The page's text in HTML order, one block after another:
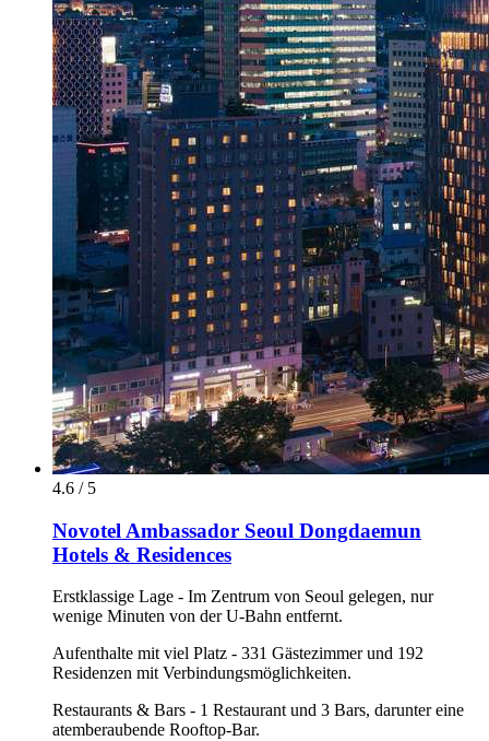
4.6 / 5
Novotel Ambassador Seoul Dongdaemun
Hotels & Residences
Erstklassige Lage - Im Zentrum von Seoul gelegen, nur
wenige Minuten von der U-Bahn entfernt.
Aufenthalte mit viel Platz - 331 Gästezimmer und 192
Residenzen mit Verbindungsmöglichkeiten.
Restaurants & Bars - 1 Restaurant und 3 Bars, darunter eine
atemberaubende Rooftop-Bar.